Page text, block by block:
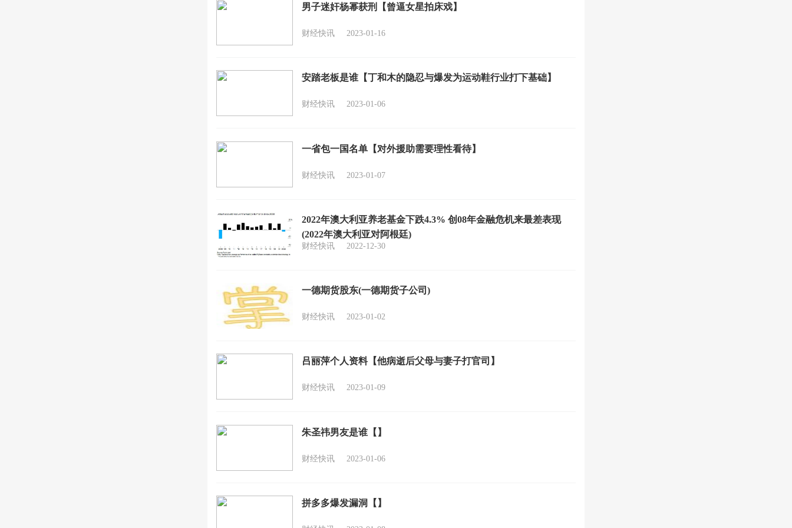
男子迷奸杨幂获刑【曾逼女星拍床戏】
财经快讯 2023-01-16
安踏老板是谁【丁和木的隐忍与爆发为运动鞋行业打下基础】
财经快讯 2023-01-06
一省包一国名单【对外援助需要理性看待】
财经快讯 2023-01-07
2022年澳大利亚养老基金下跌4.3% 创08年金融危机来最差表现
(2022年澳大利亚对阿根廷)
财经快讯 2022-12-30
一德期货股东(一德期货子公司)
财经快讯 2023-01-02
吕丽萍个人资料【他病逝后父母与妻子打官司】
财经快讯 2023-01-09
朱圣祎男友是谁【】
财经快讯 2023-01-06
拼多多爆发漏洞【】